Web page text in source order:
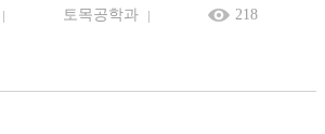
토목공학과 218